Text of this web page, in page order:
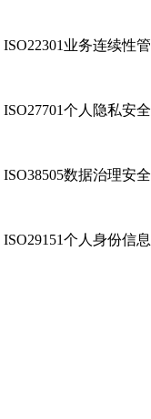
ISO22301业务连续性
ISO27701个人隐私安全
ISO38505数据治理安全
ISO29151个人身份信